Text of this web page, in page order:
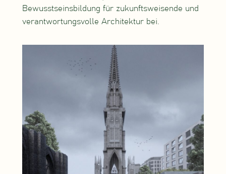
Bewusstseinsbildung für zukunftsweisende und
verantwortungsvolle Architektur bei.